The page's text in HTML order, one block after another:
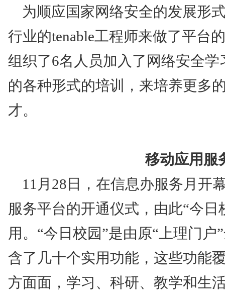
为顺应国家网络安全的发展形
行业的tenable工程师来做了平台
组织了6名人员加入了网络安全
的各种形式的培训，来培养更多
才。
移动应用服
11 月 28 日，在信息办服务月开
服务平台的开通仪式，由此“今日
用。“今日校园”是由原“ 上理门户”
含了几十个实用功能，这些功能
方面面，学习、科研、教学和生